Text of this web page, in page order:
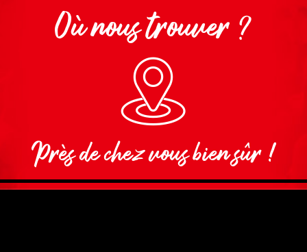
Où nous trouver ?
Près de chez vous bien sûr !